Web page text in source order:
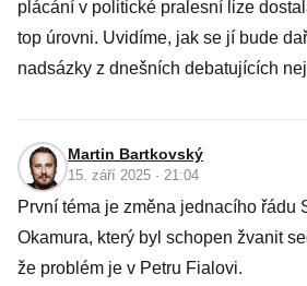
plácání v politické pralesní lize
top úrovni. Uvidíme, jak se jí bude
nadsázky z dnešních debatujících
Martin Bartkovský
15. září 2025 · 21:04
První téma je změna jednacího řádu
Okamura, který byl schopen žvanit
že problém je v Petru Fialovi.